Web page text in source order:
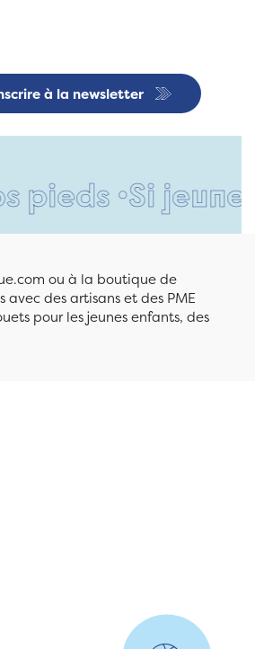
à la newsletter
•Si jeune et
ou à la boutique de
des artisans et des PME
pour les jeunes enfants, des